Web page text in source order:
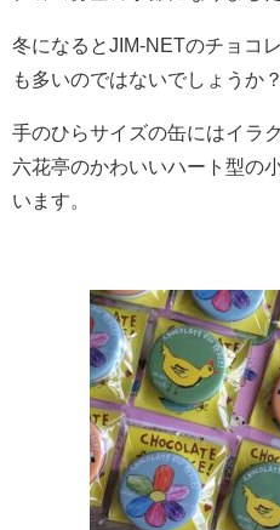
冬になるとJIM-NETのチョコ
も多いのではないでしょうか？
手のひらサイズの缶にはイラ
六花亭のかわいいハート型の
います。